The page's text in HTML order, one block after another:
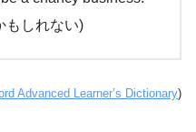
もしれない)
Advanced Learner’s Dictionary)